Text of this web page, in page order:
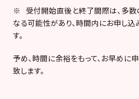
※ 受付開始直後と終了間際は、多数
なる可能性があり、時間内にお申し
す。
予め、時間に余裕をもって、お早めに
致します。